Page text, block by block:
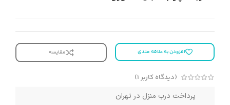
افزودن به علاقه مندی مقایسه
(دیدگاه کاربر 1
)
پرداخت درب منزل در تهران